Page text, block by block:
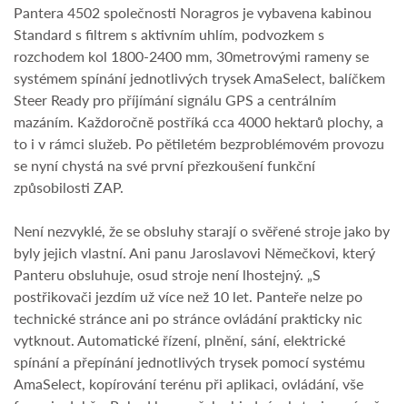
Pantera 4502 společnosti Noragros je vybavena kabinou
Standard s filtrem s aktivním uhlím, podvozkem s
rozchodem kol 1800-2400 mm, 30metrovými rameny se
systémem spínání jednotlivých trysek AmaSelect, balíčkem
Steer Ready pro příjímání signálu GPS a centrálním
mazáním. Každoročně postříká cca 4000 hektarů plochy, a
to i v rámci služeb. Po pětiletém bezproblémovém provozu
se nyní chystá na své první přezkoušení funkční
způsobilosti ZAP.
Není nezvyklé, že se obsluhy starají o svěřené stroje jako by
byly jejich vlastní. Ani panu Jaroslavovi Němečkovi, který
Panteru obsluhuje, osud stroje není lhostejný. „S
postřikovači jezdím už více než 10 let. Panteře nelze po
technické stránce ani po stránce ovládání prakticky nic
vytknout. Automatické řízení, plnění, sání, elektrické
spínání a přepínání jednotlivých trysek pomocí systému
AmaSelect, kopírování terénu při aplikaci, ovládání, vše